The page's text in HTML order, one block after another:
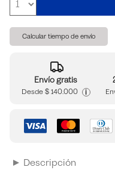
Calcular tiempo de envío
Envío gratis
Desde$ 140.000 i
Descripción